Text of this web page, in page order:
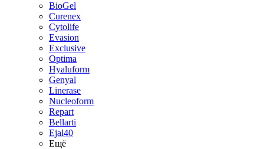
BioGel
Curenex
Cytolife
Evasion
Exclusive
Optima
Hyaluform
Genyal
Linerase
Nucleoform
Repart
Bellarti
Ejal40
Ещё